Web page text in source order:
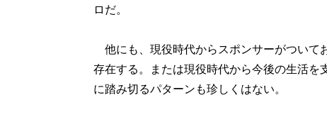
ロだ。
他にも、現役時代からスポンサーがついて
存在する。または現役時代から今後の生活を
に踏み切るパターンも珍しくはない。